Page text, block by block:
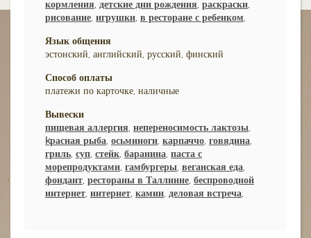
кормления, детские дни рождения, раскраски,
рисование, игрушки, в ресторане с ребенком,
Язык общения
эстонский, английский, русский, финский
Способ оплаты
платежи по карточке, наличные
Вывески
пищевая аллергия, непереносимость лактозы,
kрасная рыба, осьминоги, карпаччо, говядина,
гриль, суп, стейк, баранина, паста с
морепродуктами, гамбургеры, веганская еда,
фондант, рестораны в Таллинне, беспроводной
интернет, интернет, камин, деловая встреча,